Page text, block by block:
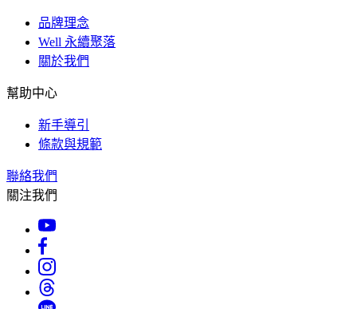
品牌理念
Well 永續聚落
關於我們
幫助中心
新手導引
條款與規範
聯絡我們
關注我們